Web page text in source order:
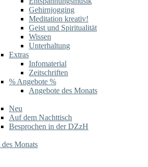
Gehirnjogging
Meditation kreativ!
Geist und Spiritualität
Wissen
Unterhaltung
Extras
Infomaterial
Zeitschriften
% Angebote %
Angebote des Monats
Neu
Auf dem Nachttisch
Besprochen in der DZzH
Monats